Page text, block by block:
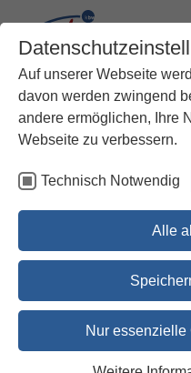
Auf unserer Webseite
davon werden zwingend
andere ermöglichen, Ihre
Webseite zu verbessern.
Technisch Notwendig
Alle
Nur